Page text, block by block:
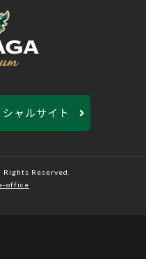
ャルサイト
Reserved.
office